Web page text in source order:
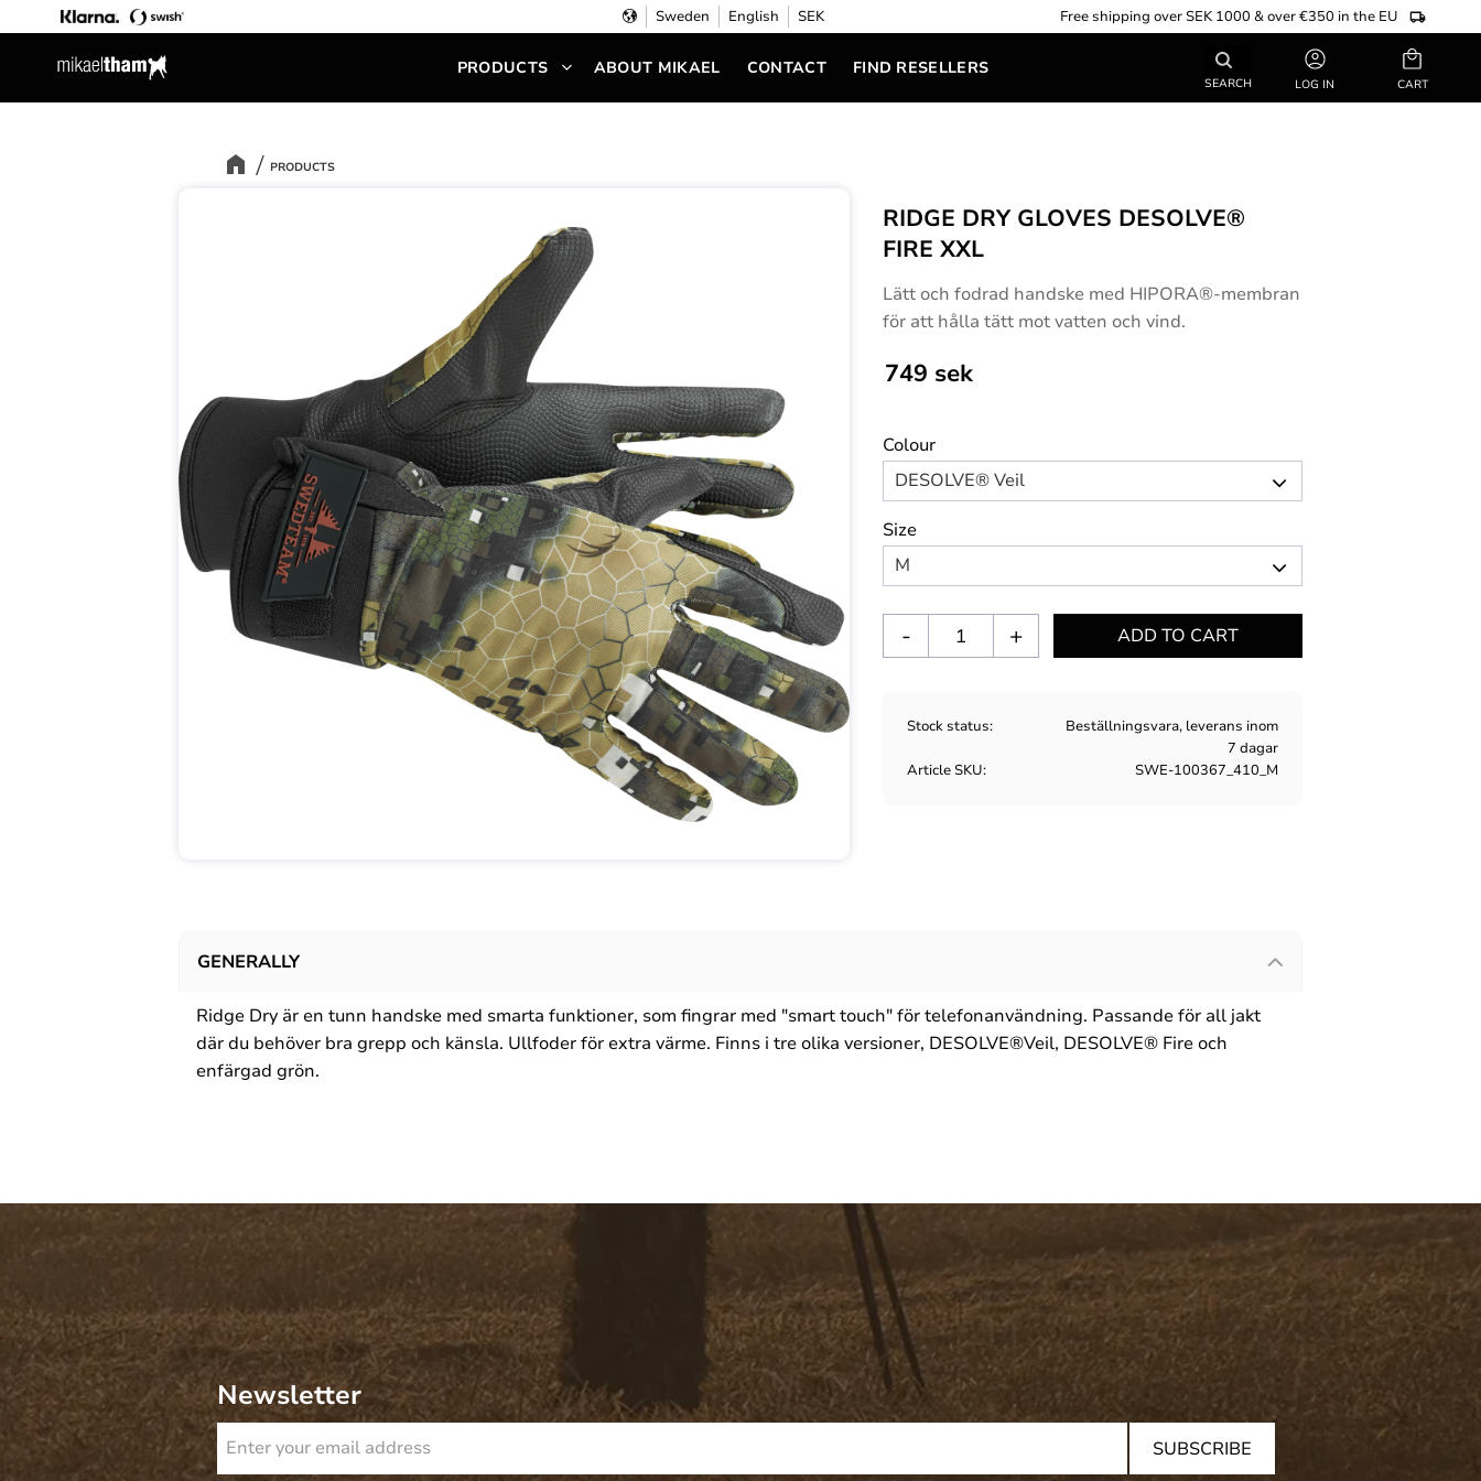
Sweden English SEK Free shipping over SEK 1000 & over €350 in the EU
SEARCH
PRODUCTS ABOUT MIKAEL CONTACT FIND RESELLERS
LOG IN
Basket
PRODUCTS
RIDGE DRY GLOVES DESOLVE®
FIRE XXL
Lätt och fodrad handske med HIPORA®-membran
för att hålla tätt mot vatten och vind.
749 sek
Colour
Size
+
-
Stock status
Beställningsvara, leverans inom
7 dagar
Article SKU
SWE-100367_410_M
GENERALLY
Ridge Dry är en tunn handske med smarta funktioner, som fingrar med "smart touch" för telefonanvändning. Passande för all jakt
där du behöver bra grepp och känsla. Ullfoder för extra värme. Finns i tre olika versioner, DESOLVE®Veil, DESOLVE® Fire och
enfärgad grön.
Newsletter
SUBSCRIBE